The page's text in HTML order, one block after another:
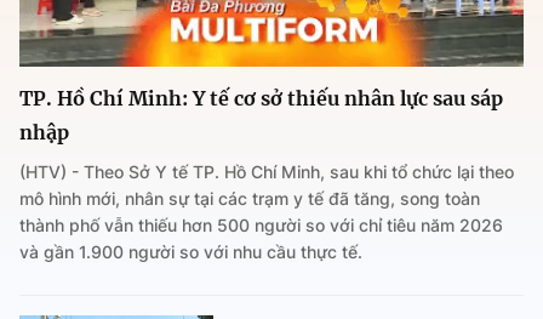
TP. Hồ Chí Minh: Y tế cơ sở thiếu nhân lực sau sáp
nhập
(HTV) - Theo Sở Y tế TP. Hồ Chí Minh, sau khi tổ chức lại theo
mô hình mới, nhân sự tại các trạm y tế đã tăng, song toàn
thành phố vẫn thiếu hơn 500 người so với chỉ tiêu năm 2026
và gần 1.900 người so với nhu cầu thực tế.